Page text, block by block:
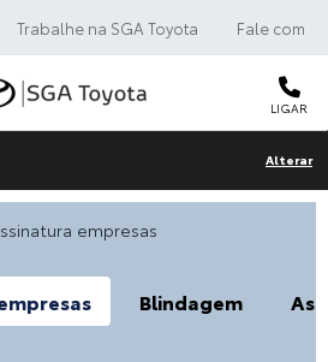
Trabalhe na SGA Toyota Fale com a
LIGAR
Alterar
empresas
Blindagem